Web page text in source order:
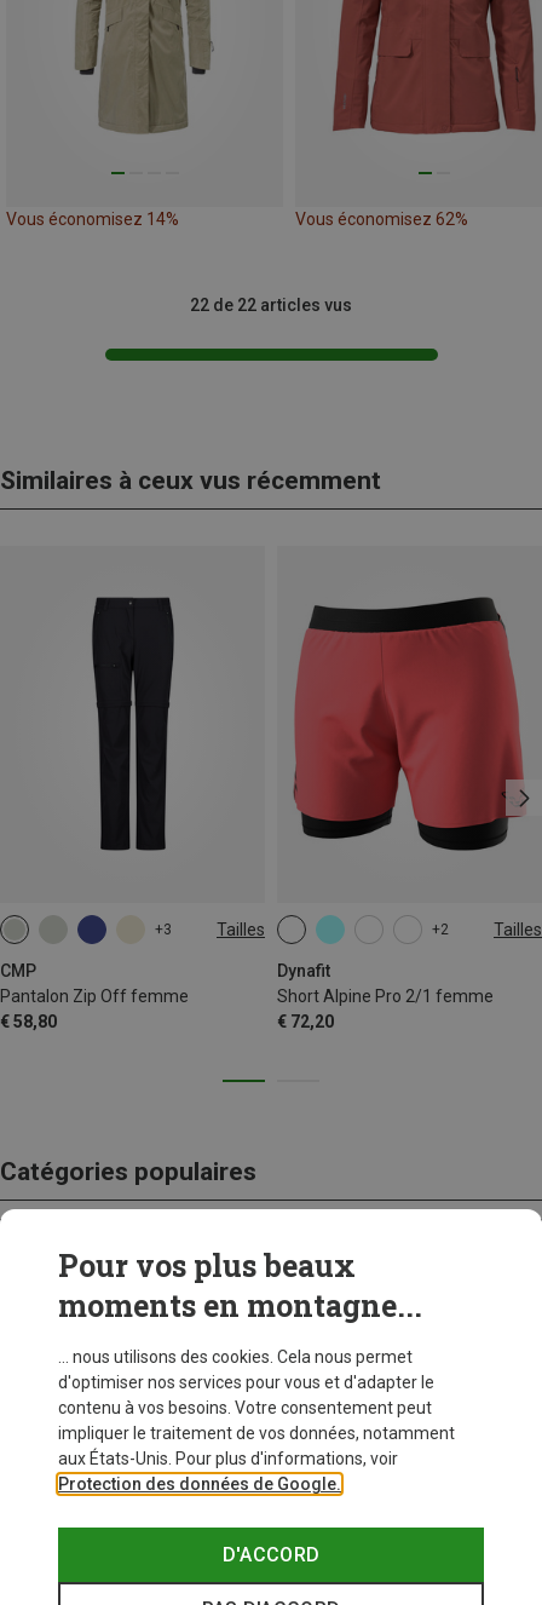
Vous économisez 14% Vous économisez 62%
22 de 22 articles vus
Similaires à ceux vus récemment
+3 Tailles
CMP
Pantalon Zip Off femme
€ 58,80
+2 Tailles
Dynafit
Short Alpine Pro 2/1 femme
€ 72,20
XS S
Catégories populaires
CRAMPONS
Pour vos plus beaux
moments en montagne...
... nous utilisons des cookies. Cela nous permet
d'optimiser nos services pour vous et d'adapter le
contenu à vos besoins. Votre consentement peut
impliquer le traitement de vos données, notamment
aux États-Unis. Pour plus d'informations, voir
Protection des données de Google.
D'ACCORD